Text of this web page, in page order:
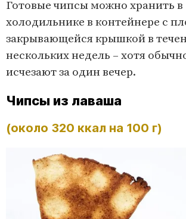
Готовые чипсы можно хранить в
холодильнике в контейнере с
закрывающейся крышкой в
нескольких недель – хотя
исчезают за один вечер.
Чипсы из лаваша
(около 320 ккал на 100 г)